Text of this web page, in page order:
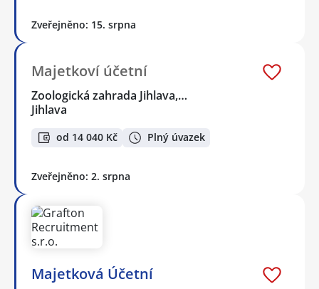
Zveřejněno: 15. srpna
Majetkoví účetní
Zoologická zahrada Jihlava,…
Jihlava
od 14 040 Kč Plný úvazek
Zveřejněno: 2. srpna
Majetková Účetní